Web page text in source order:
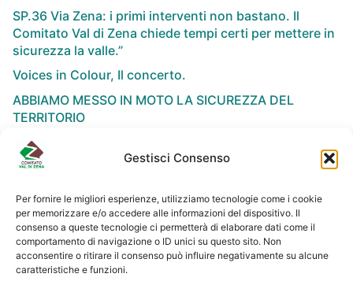
Gestisci Consenso
Per fornire le migliori esperienze, utilizziamo tecnologie come i cookie
per memorizzare e/o accedere alle informazioni del dispositivo. Il
consenso a queste tecnologie ci permetterà di elaborare dati come il
comportamento di navigazione o ID unici su questo sito. Non
acconsentire o ritirare il consenso può influire negativamente su alcune
caratteristiche e funzioni.
SP.36 Via Zena: i primi interventi non bastano. Il
Comitato Val di Zena chiede tempi certi per mettere in
sicurezza la valle.”
Voices in Colour, Il concerto.
ABBIAMO MESSO IN MOTO LA SICUREZZA DEL
TERRITORIO
NEWSLETTER